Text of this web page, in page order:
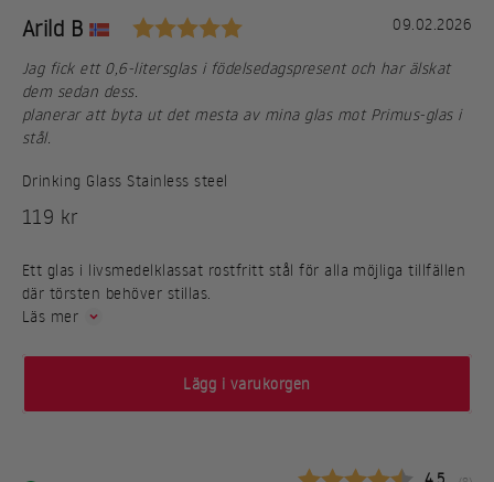
Rekommendation
Författare:
Arild B 5.0 utav 5 stjärnorDatum:
09.02.2026
Text:
Jag fick ett 0,6-litersglas i födelsedagspresent och har älskat
dem sedan dess.
planerar att byta ut det mesta av mina glas mot Primus-glas i
stål.
Drinking Glass Stainless steel
REA-pris
119 kr
Ett glas i livsmedelklassat rostfritt stål för alla möjliga tillfällen
där törsten behöver stillas.
Läs mer
Lägg i varukorgen